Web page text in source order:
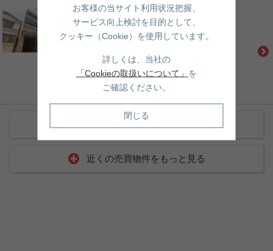
賃貸｜マンション
リトルポンド
山手線「大塚」駅 徒歩5分
丸ノ内線「新大塚」駅 徒歩10分
10万円
間取:
2K
建物面積:- / 12.24坪
土地面積:- / -
近くの売買物件をもっと見る
お客様の当サイト利用状況把握、
サービス向上検討を目的として、
クッキー（Cookie）を使用しています。
詳しくは、当社の
「Cookieの取扱いについて」 を
ご確認ください。
閉じる